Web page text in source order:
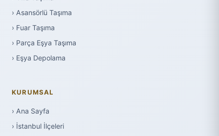
› Asansörlü Taşıma
› Fuar Taşıma
› Parça Eşya Taşıma
› Eşya Depolama
KURUMSAL
› Ana Sayfa
› İstanbul İlçeleri